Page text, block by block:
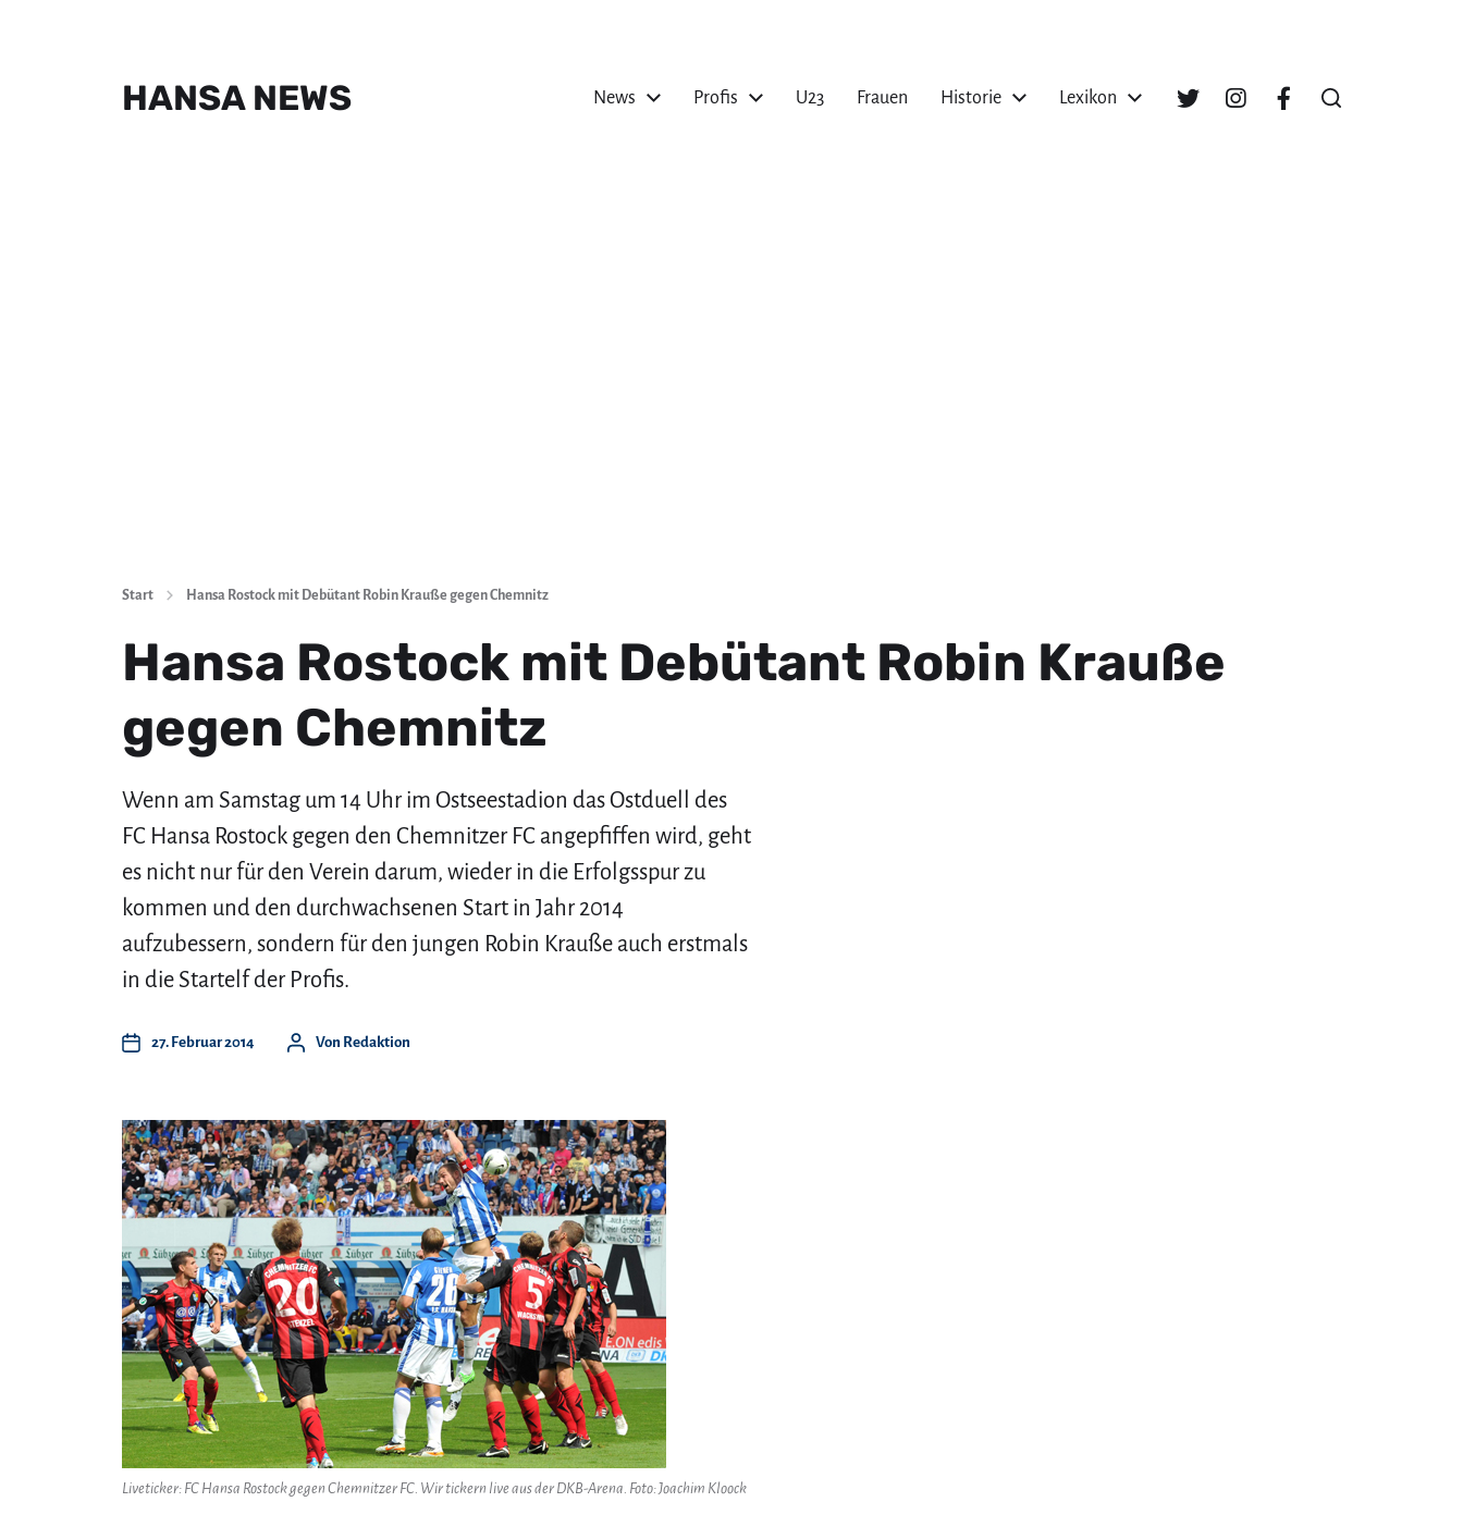
HANSA NEWS News Profis U23 Frauen Historie Lexikon
Start Hansa Rostock mit Debütant Robin Krauße gegen Chemnitz
Hansa Rostock mit Debütant Robin Krauße
gegen Chemnitz
Wenn am Samstag um 14 Uhr im Ostseestadion das Ostduell des
FC Hansa Rostock gegen den Chemnitzer FC angepfiffen wird, geht
es nicht nur für den Verein darum, wieder in die Erfolgsspur zu
kommen und den durchwachsenen Start in Jahr 2014
aufzubessern, sondern für den jungen Robin Krauße auch erstmals
in die Startelf der Profis.
27. Februar 2014 Von Redaktion
Liveticker: FC Hansa Rostock gegen Chemnitzer FC. Wir tickern live aus der DKB-Arena. Foto: Joachim Kloock